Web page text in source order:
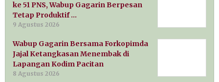
ke 51 PNS, Wabup Gagarin Berpesan
Tetap Produktif …
9 Agustus 2026
Wabup Gagarin Bersama Forkopimda
Jajal Ketangkasan Menembak di
Lapangan Kodim Pacitan
8 Agustus 2026